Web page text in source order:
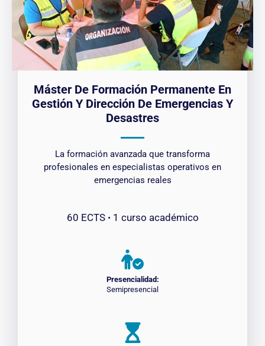
Máster De Formación Permanente En
Gestión Y Dirección De Emergencias Y
Desastres
La formación avanzada que transforma
profesionales en especialistas operativos en
emergencias reales
60 ECTS ꞏ 1 curso académico
Presencialidad:
Semipresencial